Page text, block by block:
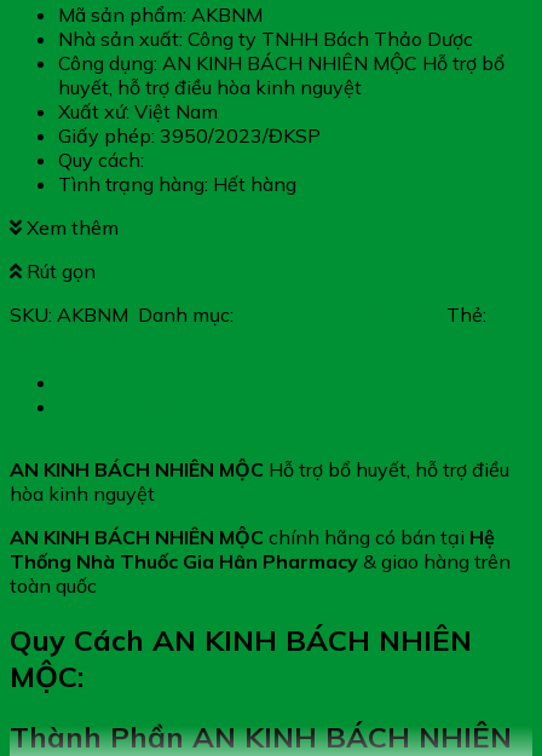
Mã sản phẩm: AKBNM
Nhà sản xuất: Công ty TNHH Bách Thảo Dược
Công dụng: AN KINH BÁCH NHIÊN MỘC Hỗ trợ bổ
huyết, hỗ trợ điều hòa kinh nguyệt
Xuất xứ: Việt Nam
Giấy phép: 3950/2023/ĐKSP
Quy cách:
Tình trạng hàng: Hết hàng
Xem thêm
Rút gọn
SKU: AKBNM Danh mục: Thẻ:
AN KINH BÁCH NHIÊN MỘC Hỗ trợ bổ huyết, hỗ trợ điều
hòa kinh nguyệt
AN KINH BÁCH NHIÊN MỘC chính hãng có bán tại Hệ
Thống Nhà Thuốc Gia Hân Pharmacy & giao hàng trên
toàn quốc
Quy Cách AN KINH BÁCH NHIÊN
MỘC:
Thành Phần AN KINH BÁCH NHIÊN